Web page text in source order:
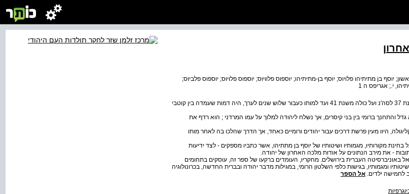
יוסף בן מתיתיהו פלויוס; יוסף בן-מתיתיהו; יוספוס פלוויוס; יוספוס פלויוס; יוספוס פלביוס;
י.; אגריפס ה 1
אגריפס הראשון, אשר מלך על חלקים של ארץ-ישראל משנת 37 לסה'נ ועל כולה משנת 41 ועד למותו כעבור שלוש שנים לערך, היה דמות שעמדה בין קוטבי
והתחנך ברומי בין בני קיסרים, אך נשלח ליהודה למלוך על עמו המרדני ; הוא רדף את
היוו מעין פרשת דרכים עבור יהודים ורומיים כאחד, אך הדרך שהלכו בה לאחר מותו
בחינת מקורותיו, מגמותיו ושיטותיו של יוסף בן מתתיהו, אשר כתביו מספקים - לצד ידיעות
- את מירב הנתונים על אודות מלכה האחרון של יהודה.
באוניברסיטה העברית בירושלים. מחקריו, העומדים ברקעו של ספר זה, עוסקים בתחומים
ומגמותיו, בגישות כלפי השלטון הרומי, במגילות מדבר יהודה ובברית החדשה, בכרונולוגיה
אל הספר